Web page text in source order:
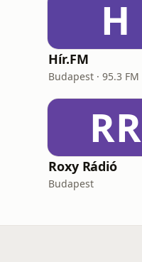
H
Hír.FM
Budapest · 95.3 FM
RR
Roxy Rádió
Budapest